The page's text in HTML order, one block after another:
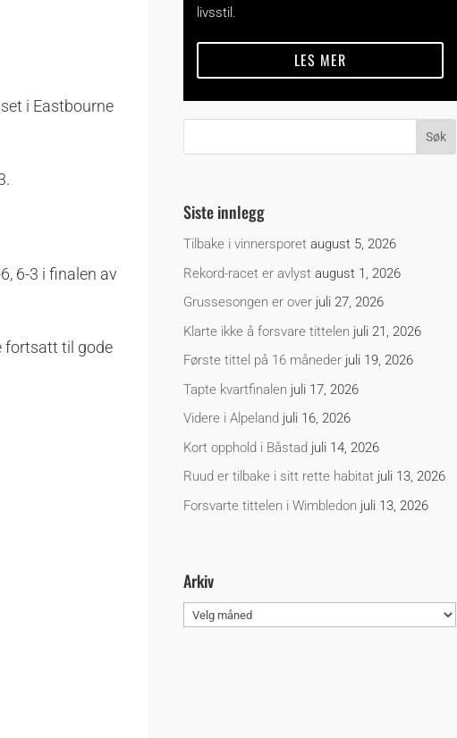
i Eastbourne
6-3 i finalen av
fortsatt til gode
livsstil.
LES MER
Siste innlegg
Tilbake i vinnersporet august 5, 2026
Rekord-racet er avlyst august 1, 2026
Grussesongen er over juli 27, 2026
Klarte ikke å forsvare tittelen juli 21, 2026
Første tittel på 16 måneder juli 19, 2026
Tapte kvartfinalen juli 17, 2026
Videre i Alpeland juli 16, 2026
Kort opphold i Båstad juli 14, 2026
Ruud er tilbake i sitt rette habitat juli 13, 2026
Forsvarte tittelen i Wimbledon juli 13, 2026
Arkiv
Arkiv